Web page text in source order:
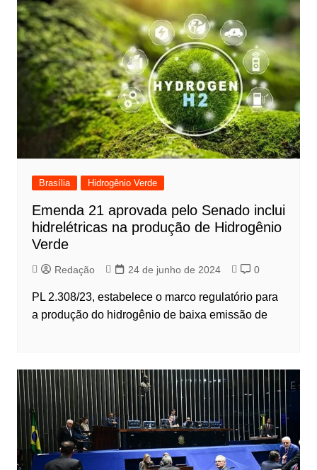
Brasília Hidrogênio Verde
Emenda 21 aprovada pelo Senado inclui
hidrelétricas na produção de Hidrogênio
Verde
Redação 24 de junho de 2024 0
PL 2.308/23, estabelece o marco regulatório para
a produção do hidrogênio de baixa emissão de